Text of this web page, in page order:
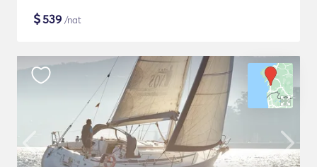
$539 /nat